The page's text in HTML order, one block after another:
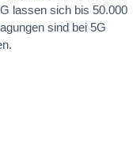
lassen sich bis 50.000
sind bei 5G